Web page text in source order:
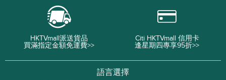
HKTVmall派送貨品
買滿指定金額免運費>>
Citi HKTVmall 信用卡
逢星期四專享95折>>
語言選擇